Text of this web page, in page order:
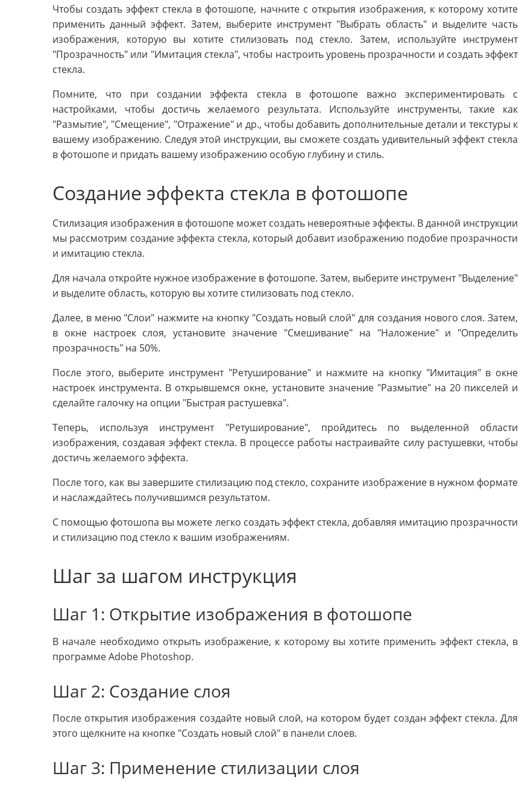
Чтобы создать эффект стекла в фотошопе, начните с открытия изображения, к которому хотите
применить данный эффект. Затем, выберите инструмент "Выбрать область" и выделите часть
изображения, которую вы хотите стилизовать под стекло. Затем, используйте инструмент
"Прозрачность" или "Имитация стекла", чтобы настроить уровень прозрачности и создать эффект
стекла.
Помните, что при создании эффекта стекла в фотошопе важно экспериментировать с
настройками, чтобы достичь желаемого результата. Используйте инструменты, такие как
"Размытие", "Смещение", "Отражение" и др., чтобы добавить дополнительные детали и текстуры к
вашему изображению. Следуя этой инструкции, вы сможете создать удивительный эффект стекла
в фотошопе и придать вашему изображению особую глубину и стиль.
Создание эффекта стекла в фотошопе
Стилизация изображения в фотошопе может создать невероятные эффекты. В данной инструкции
мы рассмотрим создание эффекта стекла, который добавит изображению подобие прозрачности
и имитацию стекла.
Для начала откройте нужное изображение в фотошопе. Затем, выберите инструмент "Выделение"
и выделите область, которую вы хотите стилизовать под стекло.
Далее, в меню "Слои" нажмите на кнопку "Создать новый слой" для создания нового слоя. Затем,
в окне настроек слоя, установите значение "Смешивание" на "Наложение" и "Определить
прозрачность" на 50%.
После этого, выберите инструмент "Ретуширование" и нажмите на кнопку "Имитация" в окне
настроек инструмента. В открывшемся окне, установите значение "Размытие" на 20 пикселей и
сделайте галочку на опции "Быстрая растушевка".
Теперь, используя инструмент "Ретуширование", пройдитесь по выделенной области
изображения, создавая эффект стекла. В процессе работы настраивайте силу растушевки, чтобы
достичь желаемого эффекта.
После того, как вы завершите стилизацию под стекло, сохраните изображение в нужном формате
и наслаждайтесь получившимся результатом.
С помощью фотошопа вы можете легко создать эффект стекла, добавляя имитацию прозрачности
и стилизацию под стекло к вашим изображениям.
Шаг за шагом инструкция
Шаг 1: Открытие изображения в фотошопе
В начале необходимо открыть изображение, к которому вы хотите применить эффект стекла, в
программе Adobe Photoshop.
Шаг 2: Создание слоя
После открытия изображения создайте новый слой, на котором будет создан эффект стекла. Для
этого щелкните на кнопке "Создать новый слой" в панели слоев.
Шаг 3: Применение стилизации слоя